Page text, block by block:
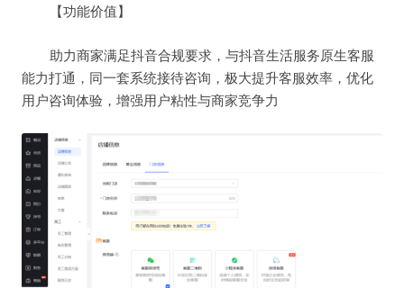
【功能价值】
助力商家满足抖音合规要求，与抖音生活服务原生客服
能力打通，同一套系统接待咨询，极大提升客服效率，优化
用户咨询体验，增强用户粘性与商家竞争力